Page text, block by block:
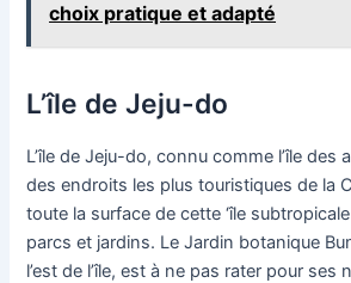
choix pratique et adapté
L’île de Jeju-do
L’île de Jeju-do, connu comme l’île des
des endroits les plus touristiques de la
toute la surface de cette ‘île
parcs et jardins. Le Jardin botanique
l’est de l’île, est à ne pas rater pour ses